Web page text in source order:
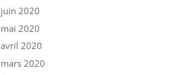
juin 2020
mai 2020
avril 2020
mars 2020